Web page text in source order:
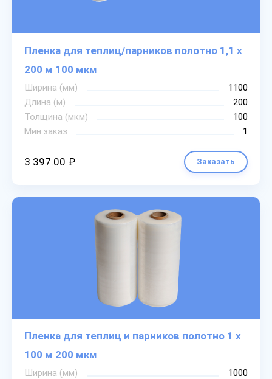
Пленка для теплиц/парников полотно 1,1 х
200 м 100 мкм
Ширина (мм)
1100
Длина (м)
200
Толщина (мкм)
100
Мин.заказ
1
3 397.00 ₽ Заказать
Пленка для теплиц и парников полотно 1 х
100 м 200 мкм
Ширина (мм)
1000